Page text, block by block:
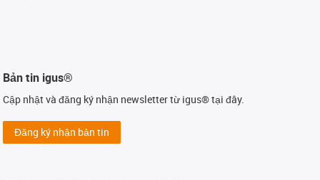
Bản tin igus®
Cập nhật và đăng ký nhận newsletter từ igus® tại đây.
Đăng ký nhận bản tin